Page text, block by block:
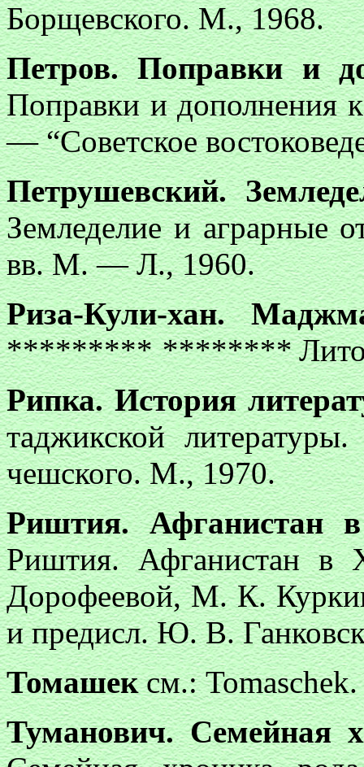
Борщевского. М., 1968.
Петров. Поправки и
Поправки и дополнения
— “Советское
Петрушевский.
Земледелие и
вв. М. — Л., 1960.
Риза-Кули-хан.
*****************
Рипка. История
таджикской
чешского. М., 1970.
Риштия. Афганистан
Риштия. Афганистан
Дорофеевой, М. К.
и предисл. Ю. В.
Томашексм.:
Туманович. Семейная